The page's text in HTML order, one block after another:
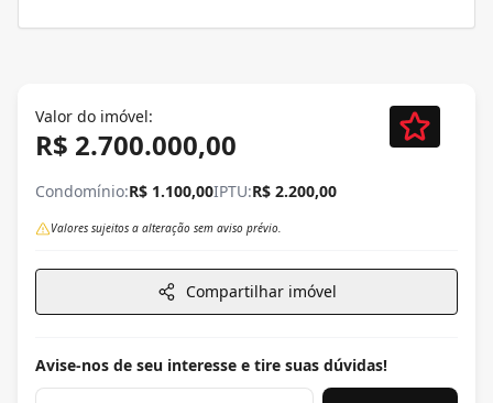
Valor do imóvel:
R$ 2.700.000,00
Condomínio:R$ 1.100,00IPTU:R$ 2.200,00
Valores sujeitos a alteração sem aviso prévio.
Compartilhar imóvel
Avise-nos de seu interesse e tire suas dúvidas!